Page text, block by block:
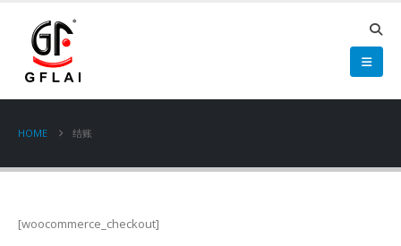
HOME 结账
[woocommerce_checkout]